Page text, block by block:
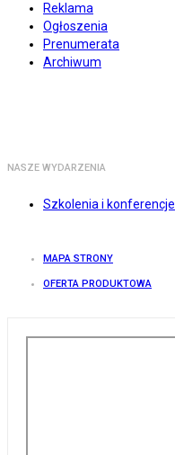
Reklama
Ogłoszenia
Prenumerata
Archiwum
NASZE WYDARZENIA
Szkolenia i konferencje
MAPA STRONY
OFERTA PRODUKTOWA